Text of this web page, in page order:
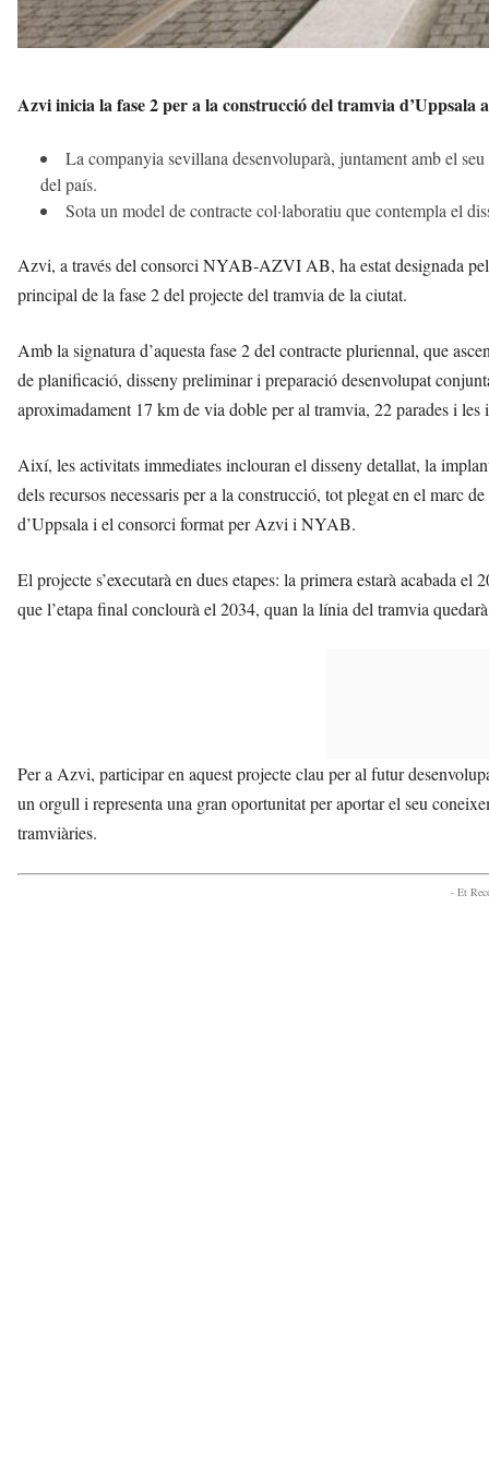
Azvi inicia la fase 2 per a la construcció del tramvia d’Uppsala
La companyia sevillana desenvoluparà, juntament amb el
del país.
Sota un model de contracte col·laboratiu que contempla el
Azvi, a través del consorci NYAB-AZVI AB, ha estat designada
principal de la fase 2 del projecte del tramvia de la ciutat.
Amb la signatura d’aquesta fase 2 del contracte pluriennal, que
de planificació, disseny preliminar i preparació desenvolupat
aproximadament 17 km de via doble per al tramvia, 22 parades i
Així, les activitats immediates inclouran el disseny detallat, la
dels recursos necessaris per a la construcció, tot plegat en el marc
d’Uppsala i el consorci format per Azvi i NYAB.
El projecte s’executarà en dues etapes: la primera estarà acabada
que l’etapa final conclourà el 2034, quan la línia del tramvia
Per a Azvi, participar en aquest projecte clau per al futur
un orgull i representa una gran oportunitat per aportar el seu
tramviàries.
- Et